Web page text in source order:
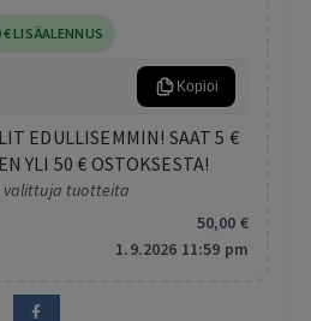
€LISÄALENNUS
Kopioi
EDULLISEMMIN! SAAT 5 €
YLI 50 € OSTOKSESTA!
valittuja tuotteita
50,00 €
1.9.2026 11:59 pm